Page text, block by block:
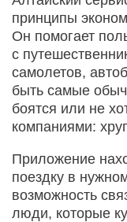
принципы
Он помогает
с
самолетов,
быть самые
боятся или не
компаниями:
Приложение
поездку в
возможность
люди, которые